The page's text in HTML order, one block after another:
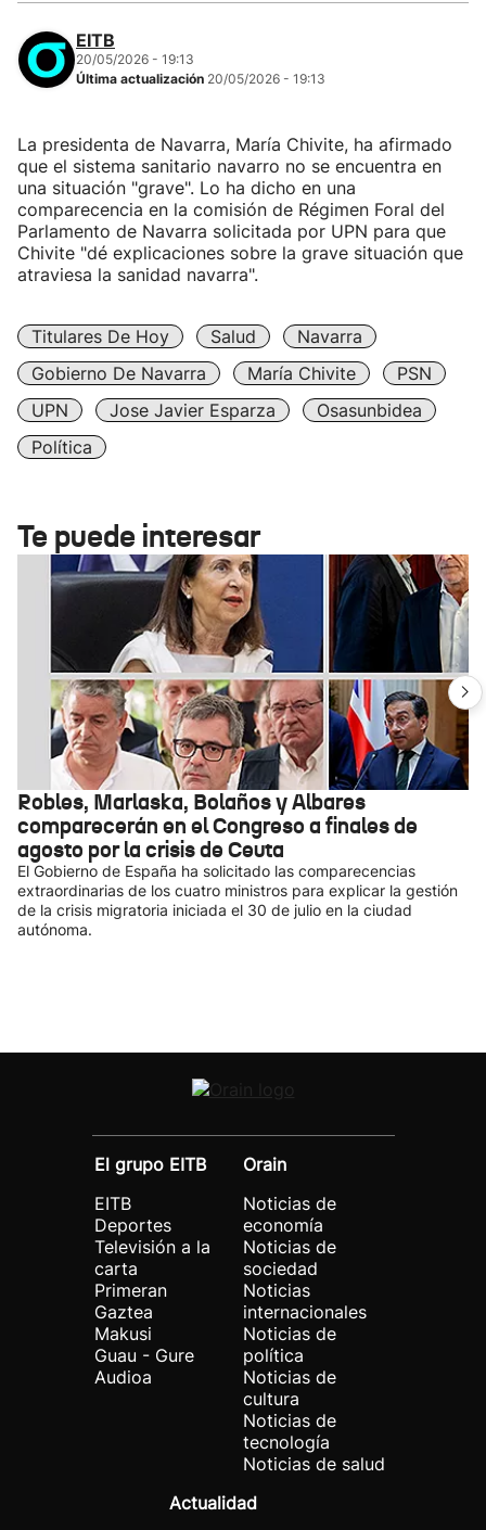
EITB
20/05/2026 - 19:13
Última actualización 20/05/2026 - 19:13
La presidenta de Navarra, María Chivite, ha afirmado
que el sistema sanitario navarro no se encuentra en
una situación "grave". Lo ha dicho en una
comparecencia en la comisión de Régimen Foral del
Parlamento de Navarra solicitada por UPN para que
Chivite "dé explicaciones sobre la grave situación que
atraviesa la sanidad navarra".
Titulares De Hoy Salud
Navarra
Gobierno De Navarra
María Chivite
PSN
UPN
Jose Javier Esparza
Osasunbidea
Política
Te puede interesar
Robles, Marlaska, Bolaños y Albares
comparecerán en el Congreso a finales de
agosto por la crisis de Ceuta
El Gobierno de España ha solicitado las comparecencias
extraordinarias de los cuatro ministros para explicar la gestión
de la crisis migratoria iniciada el 30 de julio en la ciudad
autónoma.
El grupo EITB
EITB
Deportes
Televisión a la
carta
Primeran
Gaztea
Makusi
Guau - Gure
Audioa
Orain
Noticias de
economía
Noticias de
sociedad
Noticias
internacionales
Noticias de
política
Noticias de
cultura
Noticias de
tecnología
Noticias de salud
Actualidad